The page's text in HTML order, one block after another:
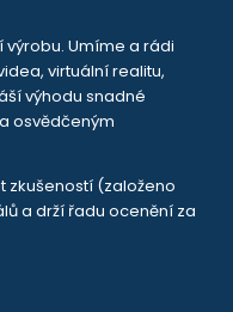
Umíme a rádi
virtuální realitu,
výhodu snadné
osvědčeným
zkušeností (založeno
a drží řadu ocenění za